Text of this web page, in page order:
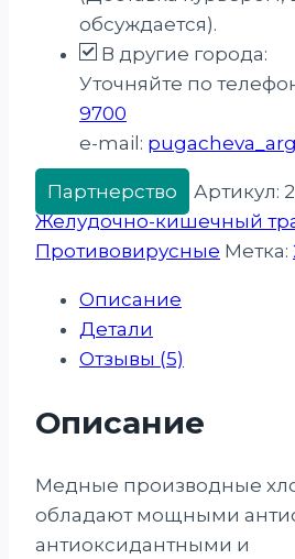
обсуждается).
В другие города:
Уточняйте по
9700
e-mail:
Партнерство Артикул:
Желудочно-кишечный
Противовирусные Метка:
Описание
Детали
Отзывы (5)
Описание
Медные производные
обладают мощными
антиоксидантными и